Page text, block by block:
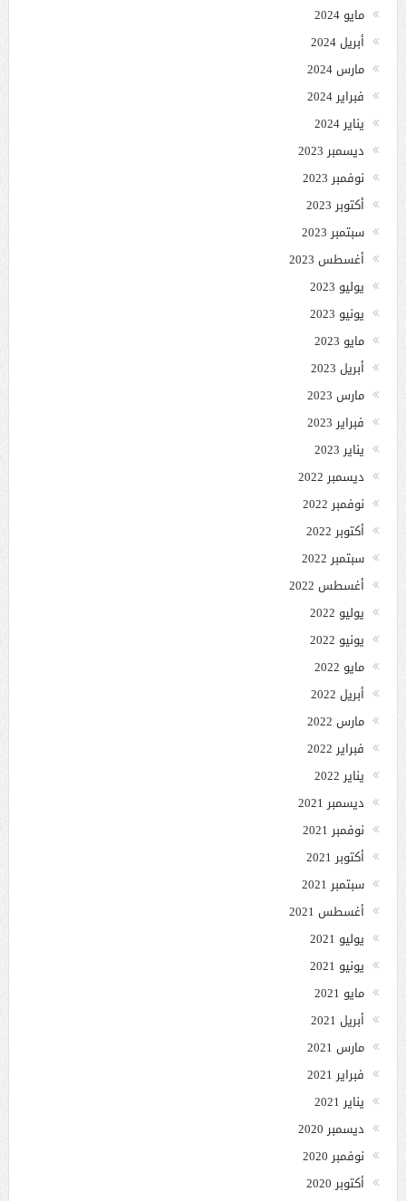
مايو 2024
أبريل 2024
مارس 2024
فبراير 2024
يناير 2024
ديسمبر 2023
نوفمبر 2023
أكتوبر 2023
سبتمبر 2023
أغسطس 2023
يوليو 2023
يونيو 2023
مايو 2023
أبريل 2023
مارس 2023
فبراير 2023
يناير 2023
ديسمبر 2022
نوفمبر 2022
أكتوبر 2022
سبتمبر 2022
أغسطس 2022
يوليو 2022
يونيو 2022
مايو 2022
أبريل 2022
مارس 2022
فبراير 2022
يناير 2022
ديسمبر 2021
نوفمبر 2021
أكتوبر 2021
سبتمبر 2021
أغسطس 2021
يوليو 2021
يونيو 2021
مايو 2021
أبريل 2021
مارس 2021
فبراير 2021
يناير 2021
ديسمبر 2020
نوفمبر 2020
أكتوبر 2020